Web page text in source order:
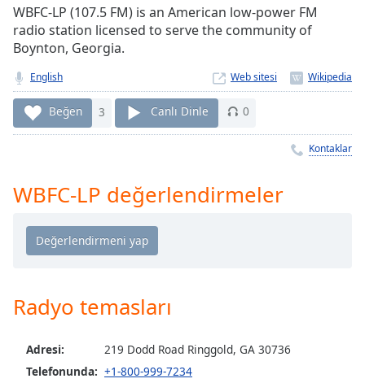
Stream
TypeLIVE
Seek to
live,
currently
behind
liveLIVE
Remaining
Time-
1x
Playback
Chapters
Descriptions
off,
selected
WBFC-LP (107.5 FM) is an American low-power FM
radio station licensed to serve the community of
Boynton, Georgia.
English Web sitesi
Beğen 3 Canlı Dinle 0
Kontaklar
WBFC-LP değerlendirmeler
Radyo temasları
Adresi:
219 Dodd Road Ringgold, GA 30736
Telefonunda: +1-800-999-7234